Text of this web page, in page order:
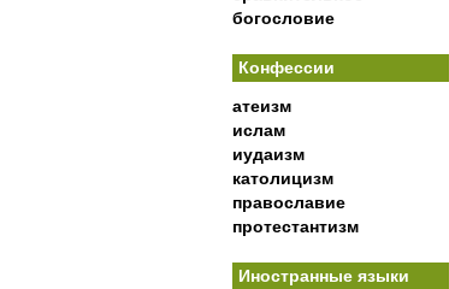
богословие
Конфессии
атеизм
ислам
иудаизм
католицизм
православие
протестантизм
Иностранные языки